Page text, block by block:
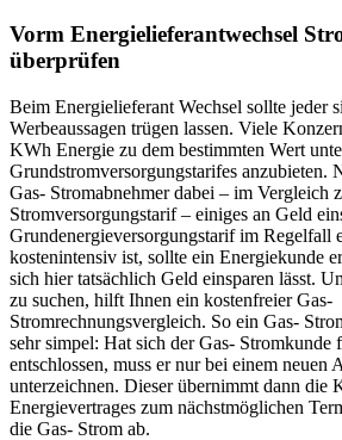
Vorm Energielieferantwechsel
überprüfen
Beim Energielieferant Wechsel sollte jeder
Werbeaussagen trügen lassen. Viele
KWh Energie zu dem bestimmten Wert
Grundstromversorgungstarifes anzubieten.
Gas- Stromabnehmer dabei – im Vergleich
Stromversorgungstarif – einiges an Geld
Grundenergieversorgungstarif im Regelfall
kostenintensiv ist, sollte ein Energiekunde
sich hier tatsächlich Geld einsparen lässt.
zu suchen, hilft Ihnen ein kostenfreier Gas-
Stromrechnungsvergleich. So ein Gas-
sehr simpel: Hat sich der Gas- Stromkunde
entschlossen, muss er nur bei einem neuen
unterzeichnen. Dieser übernimmt dann die
Energievertrages zum nächstmöglichen
die Gas- Strom ab.